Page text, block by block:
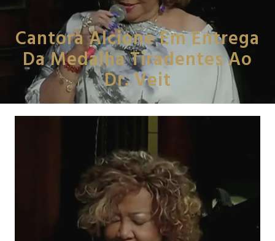
Cantora Alcione Em Entrega
Da Medalha Tiradentes Ao
Dr. Veit